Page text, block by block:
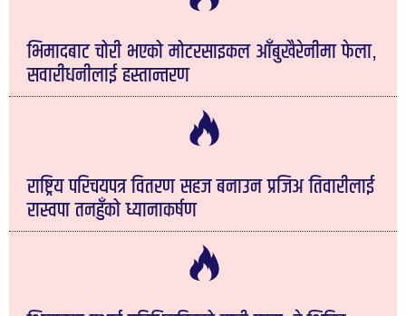
भिमादबाट चोरी भएको मोटरसाइकल आँबुखैरेनीमा फेला,
सवारीधनीलाई हस्तान्तरण
राष्ट्रिय परिचयपत्र वितरण सहज बनाउन प्रजिअ तिवारीलाई
रास्वपा तनहुँको ध्यानाकर्षण